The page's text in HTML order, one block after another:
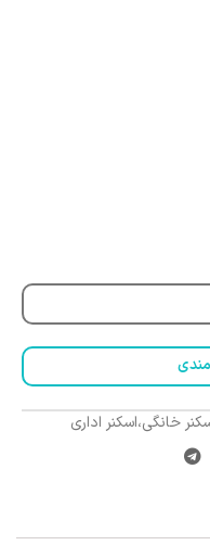
خانگی،اسکنر اداری